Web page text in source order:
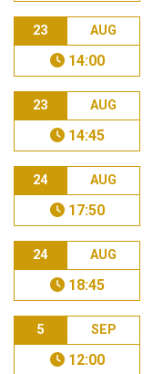
23 AUG
14:00
23 AUG
14:45
24 AUG
17:50
24 AUG
18:45
5 SEP
12:00